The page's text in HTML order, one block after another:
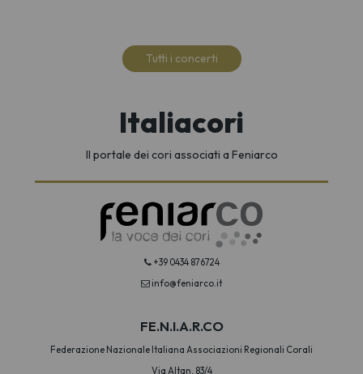
Tutti i concerti
Italiacori
Il portale dei cori associati a Feniarco
+39 0434 876724
info@feniarco.it
FE.N.I.A.R.CO
Federazione Nazionale Italiana Associazioni Regionali Corali
Via Altan, 83/4